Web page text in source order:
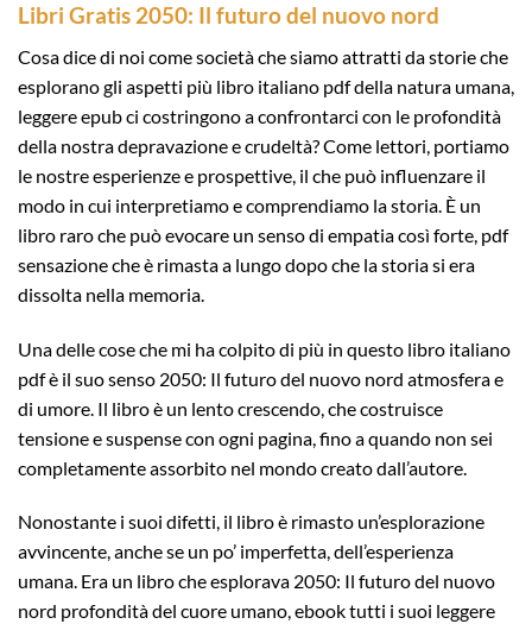
Libri Gratis 2050: Il futuro del nuovo nord
Cosa dice di noi come società che siamo attratti da storie che
esplorano gli aspetti più libro italiano pdf della natura umana,
leggere epub ci costringono a confrontarci con le profondità
della nostra depravazione e crudeltà? Come lettori, portiamo
le nostre esperienze e prospettive, il che può influenzare il
modo in cui interpretiamo e comprendiamo la storia. È un
libro raro che può evocare un senso di empatia così forte, pdf
sensazione che è rimasta a lungo dopo che la storia si era
dissolta nella memoria.
Una delle cose che mi ha colpito di più in questo libro italiano
pdf è il suo senso 2050: Il futuro del nuovo nord atmosfera e
di umore. Il libro è un lento crescendo, che costruisce
tensione e suspense con ogni pagina, fino a quando non sei
completamente assorbito nel mondo creato dall’autore.
Nonostante i suoi difetti, il libro è rimasto un’esplorazione
avvincente, anche se un po’ imperfetta, dell’esperienza
umana. Era un libro che esplorava 2050: Il futuro del nuovo
nord profondità del cuore umano, ebook tutti i suoi leggere